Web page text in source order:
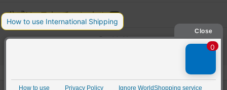
公式YouTubeチャンネル
Copyright (c)